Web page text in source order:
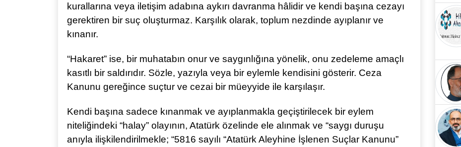
kurallarına veya iletişim adabına aykırı davranma hâlidir ve kendi başına cezayı
gerektiren bir suç oluşturmaz. Karşılık olarak, toplum nezdinde ayıplanır ve
kınanır.
“Hakaret” ise, bir muhatabın onur ve saygınlığına yönelik, onu zedeleme amaçlı
kasıtlı bir saldırıdır. Sözle, yazıyla veya bir eylemle kendisini gösterir. Ceza
Kanunu gereğince suçtur ve cezai bir müeyyide ile karşılaşır.
Kendi başına sadece kınanmak ve ayıplanmakla geçiştirilecek bir eylem
niteliğindeki “halay” olayının, Atatürk özelinde ele alınmak ve “saygı duruşu
anıyla ilişkilendirilmekle; “5816 sayılı “Atatürk Aleyhine İşlenen Suçlar Kanunu”